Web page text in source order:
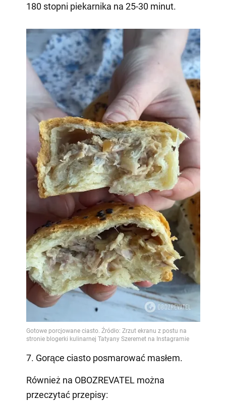
180 stopni piekarnika na 25-30 minut.
7. Gorące ciasto posmarować masłem.
Również na OBOZREVATEL można
przeczytać przepisy: